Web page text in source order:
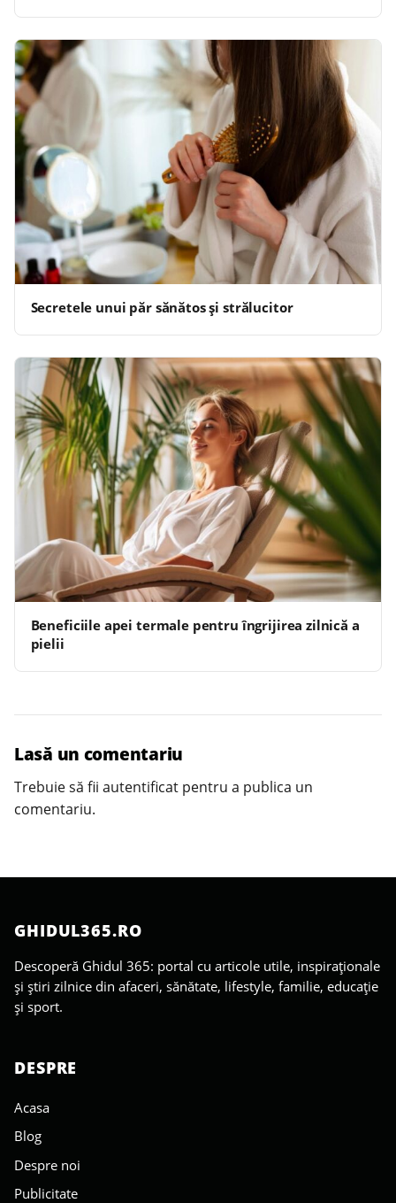
Secretele unui păr sănătos și strălucitor
Beneficiile apei termale pentru îngrijirea zilnică a
pielii
Lasă un comentariu
Trebuie să fii autentificat pentru a publica un
comentariu.
GHIDUL365.RO
Descoperă Ghidul 365: portal cu articole utile, inspiraționale
și știri zilnice din afaceri, sănătate, lifestyle, familie, educație
și sport.
DESPRE
Acasa
Blog
Despre noi
Publicitate